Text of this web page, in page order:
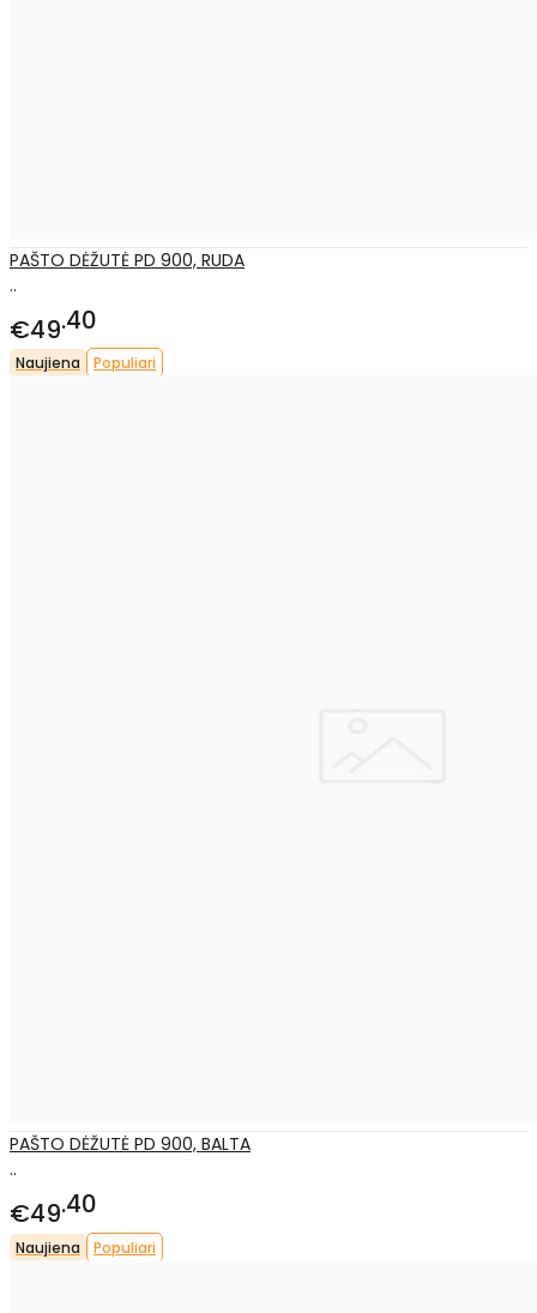
PAŠTO DĖŽUTĖ PD 900, RUDA
..
€49 40
Naujiena Populiari
PAŠTO DĖŽUTĖ PD 900, BALTA
..
€49 40
Naujiena Populiari